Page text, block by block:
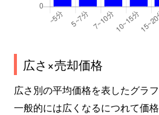
広さ×売却価格
広さ別の平均価格を表したグラフ
一般的には広くなるにつれて価